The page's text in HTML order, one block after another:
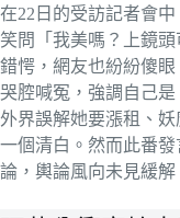
在22日的受訪記者會
笑問「我美嗎？上鏡
錯愕，網友也紛紛傻
哭腔喊冤，強調自己
外界誤解她要漲租、
一個清白。然而此番
論，輿論風向未見緩解